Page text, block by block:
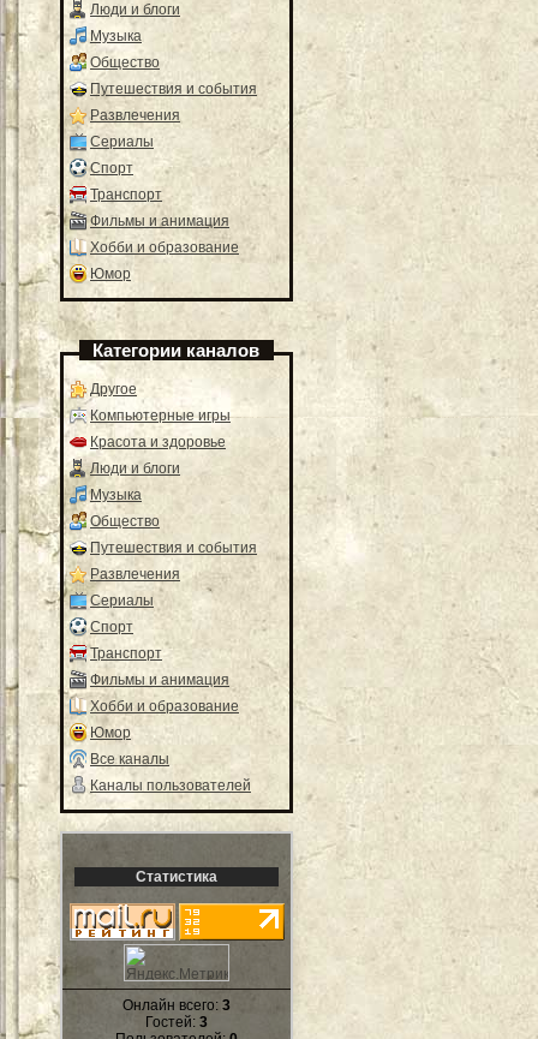
Люди и блоги
Музыка
Общество
Путешествия и события
Развлечения
Сериалы
Спорт
Транспорт
Фильмы и анимация
Хобби и образование
Юмор
Категории каналов
Другое
Компьютерные игры
Красота и здоровье
Люди и блоги
Музыка
Общество
Путешествия и события
Развлечения
Сериалы
Спорт
Транспорт
Фильмы и анимация
Хобби и образование
Юмор
Все каналы
Каналы пользователей
Статистика
Онлайн всего: 3
Гостей: 3